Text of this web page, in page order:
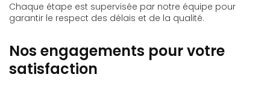
Chaque étape est supervisée par notre équipe pour
garantir le respect des délais et de la qualité.
Nos engagements pour votre
satisfaction